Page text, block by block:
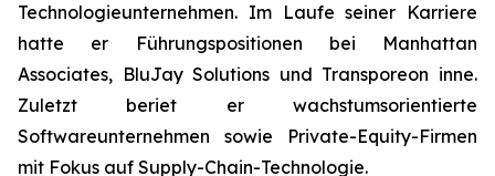
Technologieunternehmen. Im Laufe seiner Karriere
hatte er Führungspositionen bei Manhattan
Associates, BluJay Solutions und Transporeon inne.
Zuletzt beriet er wachstumsorientierte
Softwareunternehmen sowie Private-Equity-Firmen
mit Fokus auf Supply-Chain-Technologie.